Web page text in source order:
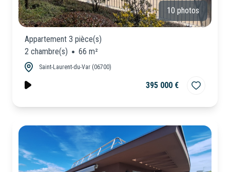
10 photos
Appartement 3 pièce(s)
2 chambre(s)
66 m²
Saint-Laurent-du-Var (06700)
395 000 €